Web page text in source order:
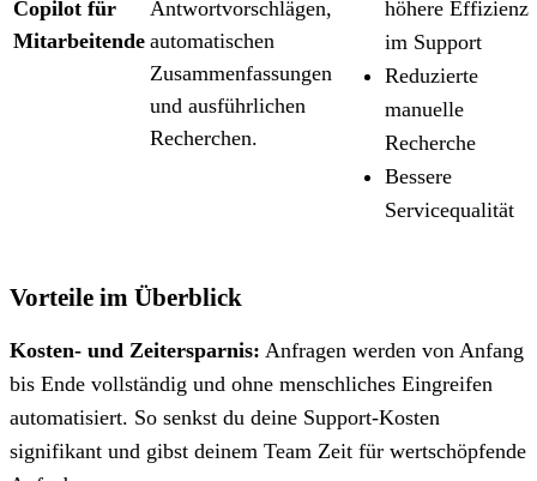
Copilot für
Mitarbeitende
Antwortvorschlägen,
automatischen
Zusammenfassungen
und ausführlichen
Recherchen.
höhere Effizienz
im Support
Reduzierte
manuelle
Recherche
Bessere
Servicequalität
Vorteile im Überblick
Kosten- und Zeitersparnis: Anfragen werden von Anfang
bis Ende vollständig und ohne menschliches Eingreifen
automatisiert. So senkst du deine Support-Kosten
signifikant und gibst deinem Team Zeit für wertschöpfende